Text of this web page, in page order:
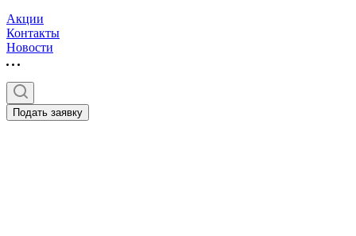
Акции
Контакты
Новости
Подать заявку